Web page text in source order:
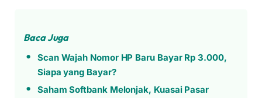
Baca Juga
Scan Wajah Nomor HP Baru Bayar Rp 3.000,
Siapa yang Bayar?
Saham Softbank Melonjak, Kuasai Pasar